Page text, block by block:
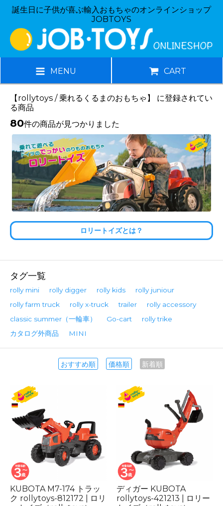
誕生日に子供が喜ぶ輸入おもちゃのオンラインショップ
JOBTOYS
MENU CART
【rollytoys / 乗れるくるまのおもちゃ】 に登録されてい
る商品
80件の商品が見つかりました
ロリートイズとは？
タグ一覧
rolly mini rolly digger rolly kids
rolly juniour
rolly farm truck
rolly x-truck trailer
rolly accessory
classic summer（一輪車）
Go-cart
rolly trike
カタログ外商品
MINI
おすすめ順 価格順 新着順
KUBOTA M7-174 トラッ
ク rollytoys-812172 | ロリ
ディガー KUBOTA
rollytoys-421213 | ロリー